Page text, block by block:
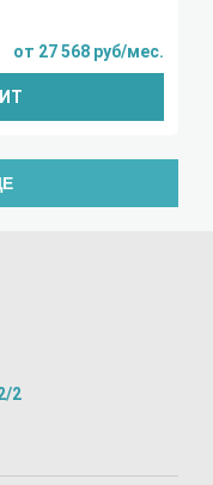
от 27 568 руб/мес.
2